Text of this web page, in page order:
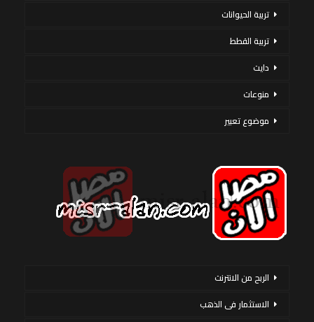
تربية الحيوانات
تربية القطط
دايت
منوعات
موضوع تعبير
الربح من الانترنت
الاستثمار فى الذهب